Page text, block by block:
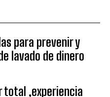
para prevenir y
lavado de dinero
total ,experiencia